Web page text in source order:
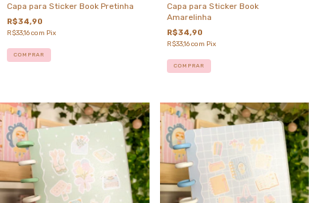
Capa para Sticker Book Pretinha
R$34,90
R$33,16com Pix
Capa para Sticker Book
Amarelinha
R$34,90
R$33,16com Pix